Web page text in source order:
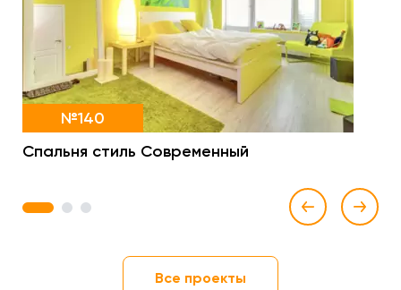
№140
Спальня стиль Современный
1 2 3
Все проекты